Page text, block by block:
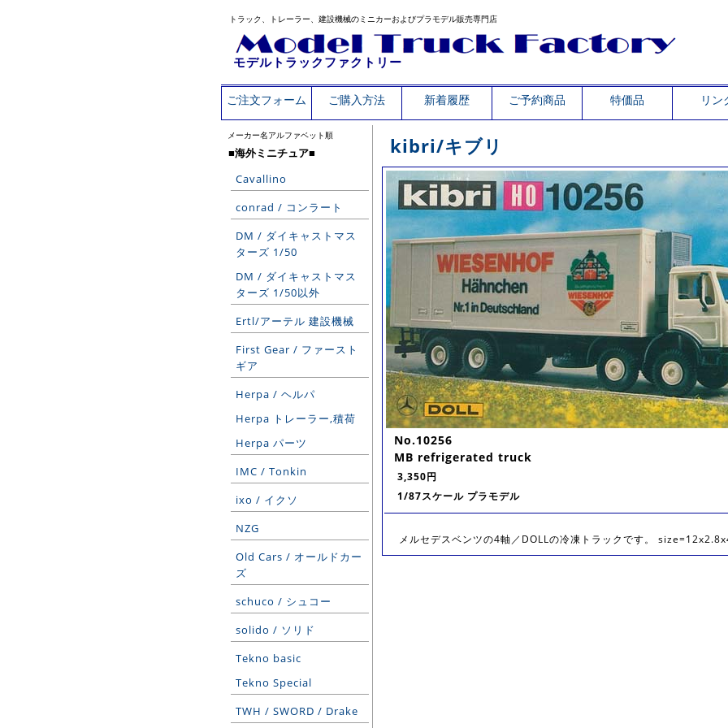
トラック、トレーラー、建設機械のミニカーおよびプラモデル販売専門店
モデルトラックファクトリー
ご注文フォーム ご購入方法 新着履歴 ご予約商品 特価品 リン
メーカー名アルファベット順
■海外ミニチュア■
Cavallino
conrad / コンラート
DM / ダイキャストマス
ターズ 1/50
DM / ダイキャストマス
ターズ 1/50以外
Ertl/アーテル 建設機械
First Gear / ファースト
ギア
Herpa / ヘルパ
Herpa トレーラー,積荷
Herpa パーツ
IMC / Tonkin
ixo / イクソ
NZG
Old Cars / オールドカー
ズ
schuco / シュコー
solido / ソリド
Tekno basic
Tekno Special
TWH / SWORD / Drake
kibri/キブリ
No.10256
MB refrigerated truck
3,350円
1/87スケール プラモデル
メルセデスベンツの4軸／DOLLの冷凍トラックです。